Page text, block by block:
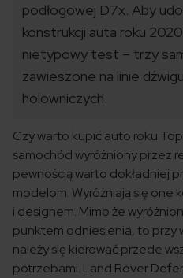
podłogowej D7x. Aby
konstrukcji auta roku
nietypowy test – trzy
zawieszone na linie
holowniczych.
Czy warto kupić auto roku
samochód wyróżniony przez
pewnością warto dokładniej
modelom. Wyróżniają się one
i designem. Mimo że
punktem odniesienia, to przy
należy się kierować przede
potrzebami. Land Rover